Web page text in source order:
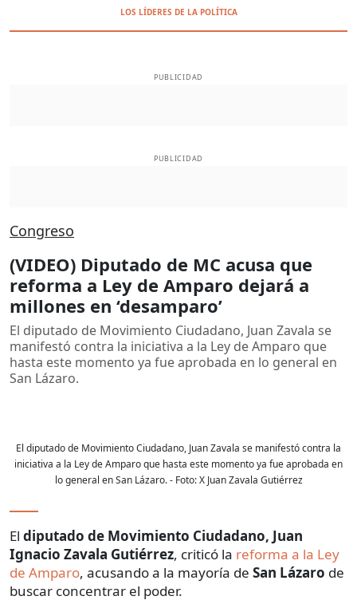
LOS LÍDERES DE LA POLÍTICA
PUBLICIDAD
PUBLICIDAD
Congreso
(VIDEO) Diputado de MC acusa que
reforma a Ley de Amparo dejará a
millones en ‘desamparo’
El diputado de Movimiento Ciudadano, Juan Zavala se
manifestó contra la iniciativa a la Ley de Amparo que
hasta este momento ya fue aprobada en lo general en
San Lázaro.
El diputado de Movimiento Ciudadano, Juan Zavala se manifestó contra la
iniciativa a la Ley de Amparo que hasta este momento ya fue aprobada en
lo general en San Lázaro.- Foto:X Juan Zavala Gutiérrez
El diputado de Movimiento Ciudadano, Juan
Ignacio Zavala Gutiérrez, criticó la reforma a la Ley
de Amparo, acusando a la mayoría de San Lázaro de
buscar concentrar el poder.